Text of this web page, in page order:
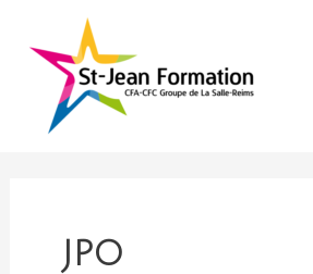
contenu
JPO